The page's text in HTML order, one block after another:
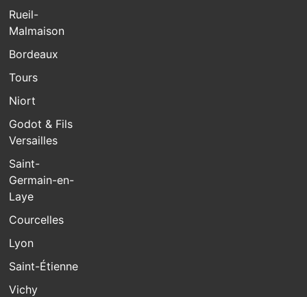
Rueil-
Malmaison
Bordeaux
Tours
Niort
Godot & Fils
Versailles
Saint-
Germain-en-
Laye
Courcelles
Lyon
Saint-Étienne
Vichy